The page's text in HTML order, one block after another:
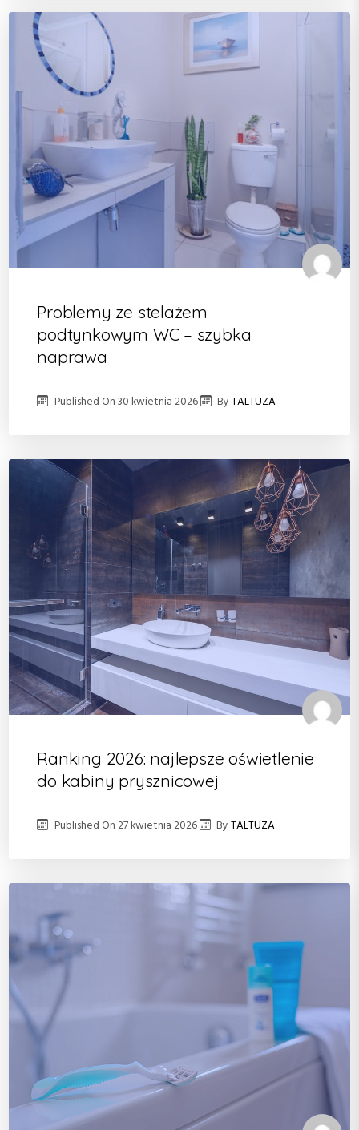
Problemy ze stelażem
podtynkowym WC – szybka
naprawa
Published On30 kwietnia 2026 ByTALTUZA
Ranking 2026: najlepsze oświetlenie
do kabiny prysznicowej
Published On27 kwietnia 2026 ByTALTUZA